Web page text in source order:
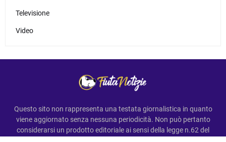
Televisione
Video
Questo sito non rappresenta una testata giornalistica in quanto
viene aggiornato senza nessuna periodicità. Non può pertanto
considerarsi un prodotto editoriale ai sensi della legge n.62 del